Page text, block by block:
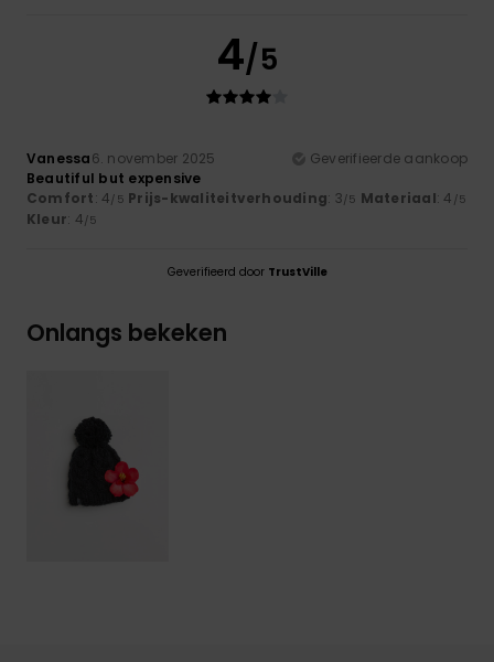
4/5
Vanessa6. november 2025
Geverifieerde aankoop
Beautiful but expensive
Comfort: 4/5 Prijs-kwaliteitverhouding: 3/5 Materiaal: 4 /5
Kleur: 4/5
Geverifieerd door TrustVille
Onlangs bekeken